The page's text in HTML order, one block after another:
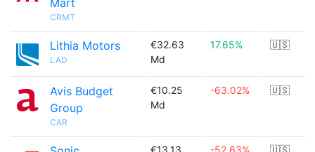
Mart
CRMT
Lithia Motors
LAD
€32.63
Md
17.65% 🇺🇸
Avis Budget
Group
CAR
€10.25
Md
-63.02% 🇺🇸
€13.13
-52.63% 🇺🇸